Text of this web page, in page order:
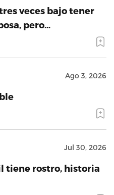
veces bajo tener
pero…
Ago 3, 2026
Jul 30, 2026
tiene rostro, historia